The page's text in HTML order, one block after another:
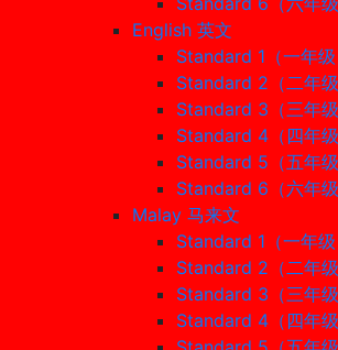
English 英文
Standard 1（一年级
Standard 2（二年级
Standard 3（三年级
Standard 4（四年级
Standard 5（五年级
Standard 6（六年级
Malay 马来文
Standard 1（一年级
Standard 2（二年级
Standard 3（三年级
Standard 4（四年级